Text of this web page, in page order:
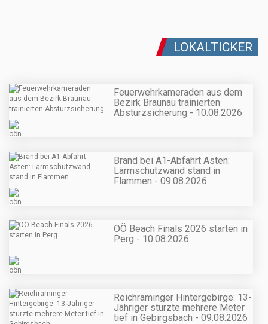
LOKALTICKER
Feuerwehrkameraden aus dem
Bezirk Braunau trainierten
Absturzsicherung - 10.08.2026
Brand bei A1-Abfahrt Asten:
Lärmschutzwand stand in
Flammen - 09.08.2026
OÖ Beach Finals 2026 starten in
Perg - 10.08.2026
Reichraminger Hintergebirge: 13-
Jähriger stürzte mehrere Meter
tief in Gebirgsbach - 09.08.2026